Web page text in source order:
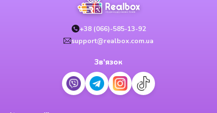
+38 (066)-585-13-92
support@realbox.com.ua
Зв’язок